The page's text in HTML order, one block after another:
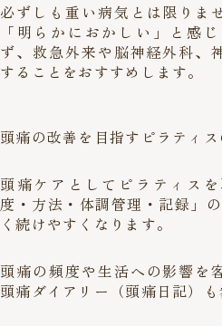
必ずしも重い病気とは限りま
「明らかにおかしい」と感
ず、救急外来や脳神経外科、
することをおすすめします。
頭痛の改善を目指すピラティ
頭痛ケアとしてピラティス
度・方法・体調管理・記録」
く続けやすくなります。
頭痛の頻度や生活への影響を
頭痛ダイアリー（頭痛日記）も